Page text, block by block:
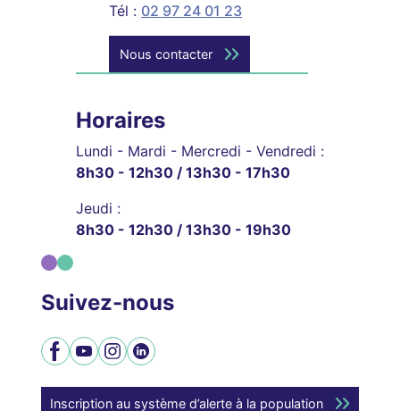
Tél : 02 97 24 01 23
Nous contacter
Horaires
Lundi - Mardi - Mercredi - Vendredi :
8h30 - 12h30 / 13h30 - 17h30
Jeudi :
8h30 - 12h30 / 13h30 - 19h30
Suivez-nous
Facebook
YouTubeInstagram
LinkedIn
Inscription au système d’alerte à la population